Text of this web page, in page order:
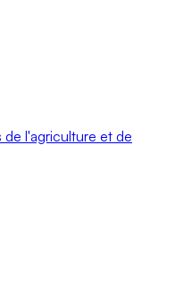
de l'agriculture et de